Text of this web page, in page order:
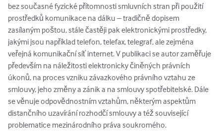
bez současné fyzické přítomnosti smluvních stran při použití
prostředků komunikace na dálku – tradičně dopisem
zasílaným poštou, stále častěji pak elektronickými prostředky,
jakými jsou například telefon, telefax, telegraf, ale zejména
veřejná komunikační síť internet. V publikaci se autor zaměřuje
především na náležitosti elektronicky činěných právních
úkonů, na proces vzniku závazkového právního vztahu ze
smlouvy, jeho změny a zánik a na smlouvy spotřebitelské. Dále
se věnuje odpovědnostním vztahům, některým aspektům
distančního uzavírání rozhodčí smlouvy a též související
problematice mezinárodního práva soukromého.